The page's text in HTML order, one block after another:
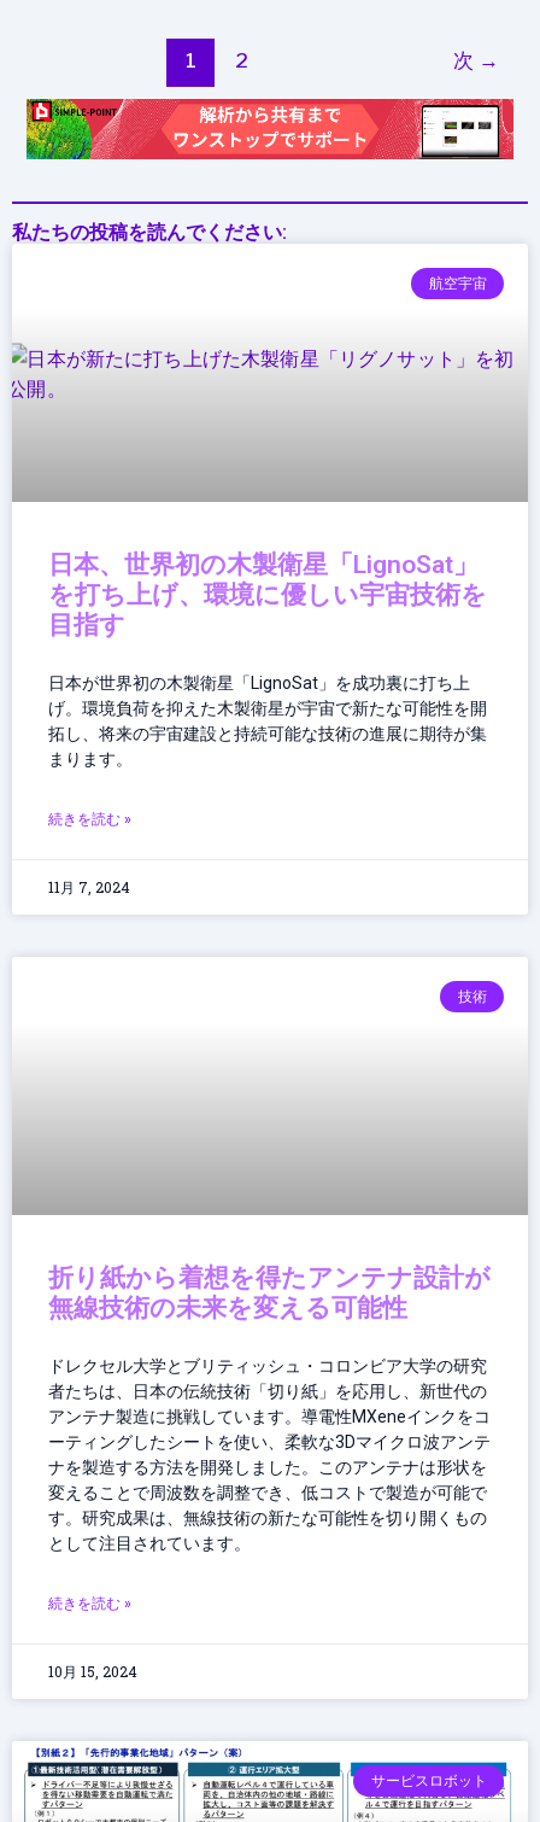
1 2 次 →
私たちの投稿を読んでください:
航空宇宙
日本、世界初の木製衛星「LignoSat」
を打ち上げ、環境に優しい宇宙技術を
目指す
日本が世界初の木製衛星「LignoSat」を成功裏に打ち上
げ。環境負荷を抑えた木製衛星が宇宙で新たな可能性を開
拓し、将来の宇宙建設と持続可能な技術の進展に期待が集
まります。
続きを読む »
11月 7, 2024
技術
折り紙から着想を得たアンテナ設計が
無線技術の未来を変える可能性
ドレクセル大学とブリティッシュ・コロンビア大学の研究
者たちは、日本の伝統技術「切り紙」を応用し、新世代の
アンテナ製造に挑戦しています。導電性MXeneインクをコ
ーティングしたシートを使い、柔軟な3Dマイクロ波アンテ
ナを製造する方法を開発しました。このアンテナは形状を
変えることで周波数を調整でき、低コストで製造が可能で
す。研究成果は、無線技術の新たな可能性を切り開くもの
として注目されています。
続きを読む »
10月 15, 2024
サービスロボット